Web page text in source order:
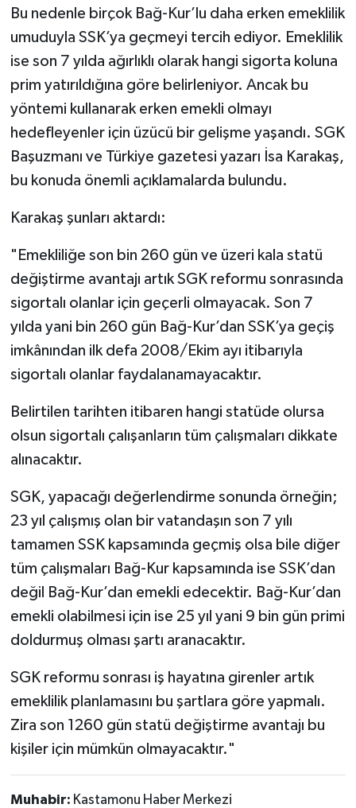
Bu nedenle birçok Bağ-Kur’lu daha erken emeklilik
umuduyla SSK’ya geçmeyi tercih ediyor. Emeklilik
ise son 7 yılda ağırlıklı olarak hangi sigorta koluna
prim yatırıldığına göre belirleniyor. Ancak bu
yöntemi kullanarak erken emekli olmayı
hedefleyenler için üzücü bir gelişme yaşandı. SGK
Başuzmanı ve Türkiye gazetesi yazarı İsa Karakaş,
bu konuda önemli açıklamalarda bulundu.
Karakaş şunları aktardı:
"Emekliliğe son bin 260 gün ve üzeri kala statü
değiştirme avantajı artık SGK reformu sonrasında
sigortalı olanlar için geçerli olmayacak. Son 7
yılda yani bin 260 gün Bağ-Kur’dan SSK’ya geçiş
imkânından ilk defa 2008/Ekim ayı itibarıyla
sigortalı olanlar faydalanamayacaktır.
Belirtilen tarihten itibaren hangi statüde olursa
olsun sigortalı çalışanların tüm çalışmaları dikkate
alınacaktır.
SGK, yapacağı değerlendirme sonunda örneğin;
23 yıl çalışmış olan bir vatandaşın son 7 yılı
tamamen SSK kapsamında geçmiş olsa bile diğer
tüm çalışmaları Bağ-Kur kapsamında ise SSK’dan
değil Bağ-Kur’dan emekli edecektir. Bağ-Kur’dan
emekli olabilmesi için ise 25 yıl yani 9 bin gün primi
doldurmuş olması şartı aranacaktır.
SGK reformu sonrası iş hayatına girenler artık
emeklilik planlamasını bu şartlara göre yapmalı.
Zira son 1260 gün statü değiştirme avantajı bu
kişiler için mümkün olmayacaktır."
Muhabir: Kastamonu Haber Merkezi
Dünya Haberleri
Yerel Haberler
Haber Arşivi